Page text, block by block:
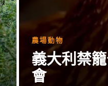
農場動物
義大利禁
會